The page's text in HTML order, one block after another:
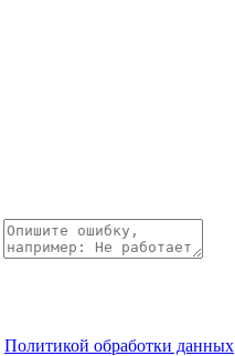
Политикой обработки данных